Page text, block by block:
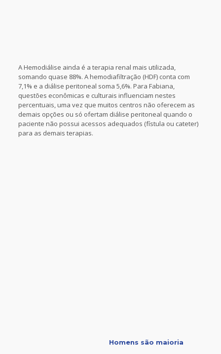
A Hemodiálise ainda é a terapia renal mais utilizada,
somando quase 88%. A hemodiafiltração (HDF) conta com
7,1% e a diálise peritoneal soma 5,6%. Para Fabiana,
questões econômicas e culturais influenciam nestes
percentuais, uma vez que muitos centros não oferecem as
demais opções ou só ofertam diálise peritoneal quando o
paciente não possui acessos adequados (fístula ou cateter)
para as demais terapias.
Homens são maioria